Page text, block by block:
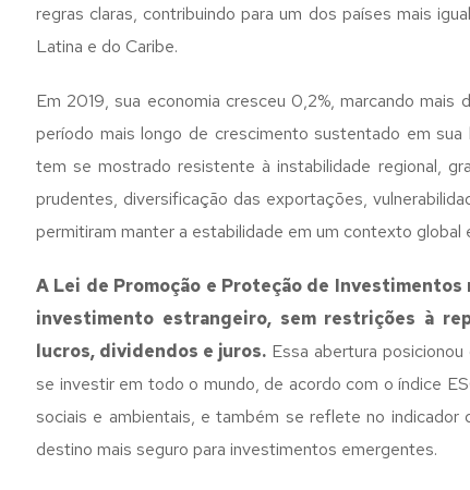
regras claras, contribuindo para um dos países mais
Latina e do Caribe.
Em 2019, sua economia cresceu 0,2%, marcando
período mais longo de crescimento sustentado em
tem se mostrado resistente à instabilidade regional,
prudentes, diversificação das exportações,
permitiram manter a estabilidade em um contexto global
A Lei de Promoção e Proteção de
investimento estrangeiro, sem restrições à
lucros, dividendos e juros. Essa abertura
se investir em todo o mundo, de acordo com o índice
sociais e ambientais, e também se reflete no
destino mais seguro para investimentos emergentes.